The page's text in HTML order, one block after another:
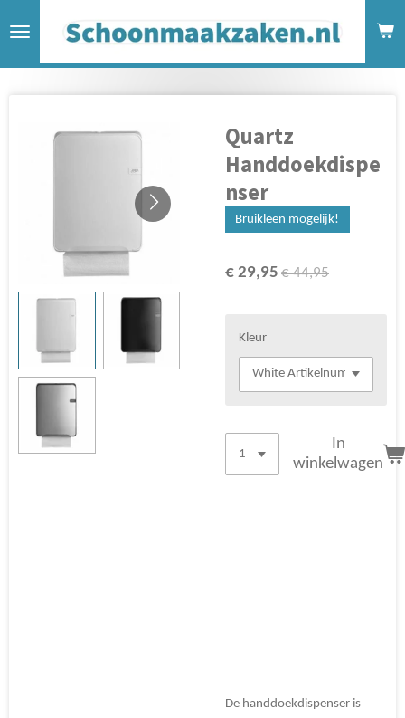
direct
Quartz
Handdoekdispe
nser
Bruikleen mogelijk!
€ 29,95 € 44,95
Kleur
In
winkelwagen
De handdoekdispenser is